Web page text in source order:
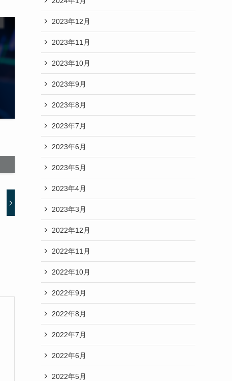
2023年12月
2023年11月
2023年10月
2023年9月
2023年8月
2023年7月
2023年6月
2023年5月
2023年4月
2023年3月
2022年12月
2022年11月
2022年10月
2022年9月
2022年8月
2022年7月
2022年6月
2022年5月